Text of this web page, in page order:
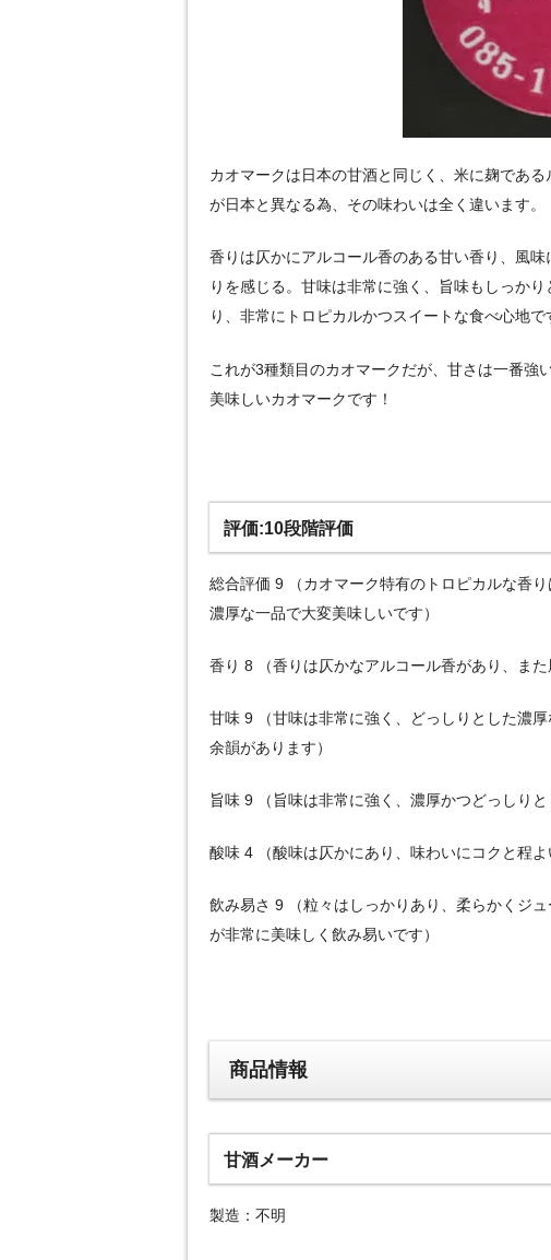
カオマークは日本の甘酒と同じく、米に麹であ
が日本と異なる為、その味わいは全く違います。
香りは仄かにアルコール香のある甘い香り、風
りを感じる。甘味は非常に強く、旨味もしっか
り、非常にトロピカルかつスイートな食べ心地で
これが3種類目のカオマークだが、甘さは一番強
美味しいカオマークです！
評価:10段階評価
総合評価 9 （カオマーク特有のトロピカルな香
濃厚な一品で大変美味しいです）
香り 8 （香りは仄かなアルコール香があり、ま
甘味 9 （甘味は非常に強く、どっしりとした濃
余韻があります）
旨味 9 （旨味は非常に強く、濃厚かつどっしりと
酸味 4 （酸味は仄かにあり、味わいにコクと程よ
飲み易さ 9 （粒々はしっかりあり、柔らかくジ
が非常に美味しく飲み易いです）
商品情報
甘酒メーカー
製造：不明